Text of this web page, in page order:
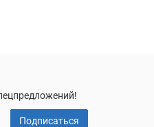
Подписаться